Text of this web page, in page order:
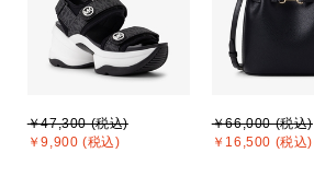
￥47,300 (税込)
￥9,900 (税込)
￥66,000 (税込)
￥16,500 (税込)